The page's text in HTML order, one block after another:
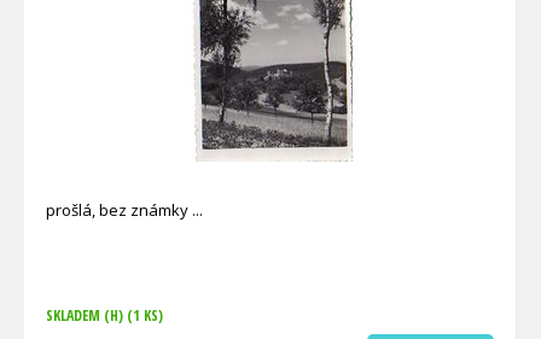
prošlá, bez známky
SKLADEM (H) (1 KS)